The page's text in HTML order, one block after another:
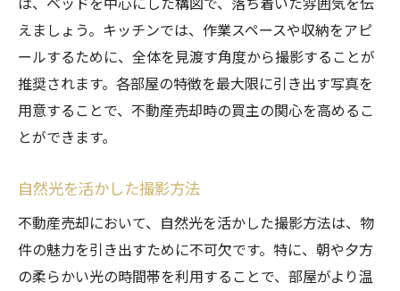
えましょう。キッチンでは、作業スペースや収納をアピ
ールするために、全体を見渡す角度から撮影することが
推奨されます。各部屋の特徴を最大限に引き出す写真を
用意することで、不動産売却時の買主の関心を高めるこ
とができます。
自然光を活かした撮影方法
不動産売却において、自然光を活かした撮影方法は、物
件の魅力を引き出すために不可欠です。特に、朝や夕方
の柔らかい光の時間帯を利用することで、部屋がより温